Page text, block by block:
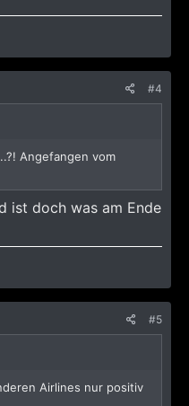
#4
Angefangen vom
ist doch was am Ende
#5
Airlines nur positiv